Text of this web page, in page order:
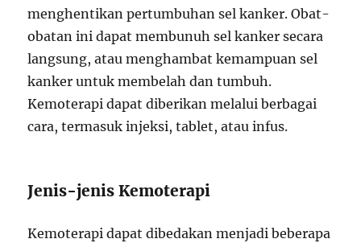
menghentikan pertumbuhan sel kanker. Obat-
obatan ini dapat membunuh sel kanker secara
langsung, atau menghambat kemampuan sel
kanker untuk membelah dan tumbuh.
Kemoterapi dapat diberikan melalui berbagai
cara, termasuk injeksi, tablet, atau infus.
Jenis-jenis Kemoterapi
Kemoterapi dapat dibedakan menjadi beberapa